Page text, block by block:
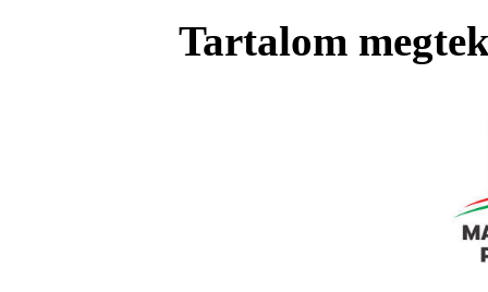
Tartalom